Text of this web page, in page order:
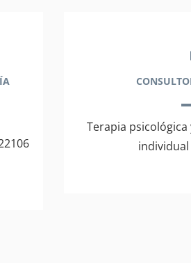
Terapia psicológica